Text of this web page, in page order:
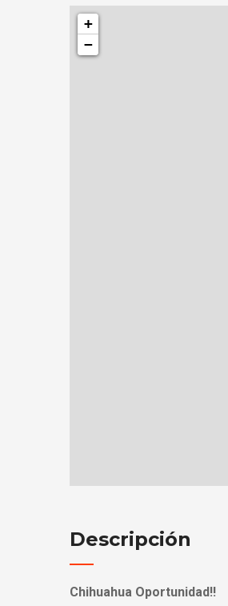
+
−
Descripción
Chihuahua Oportunidad!!